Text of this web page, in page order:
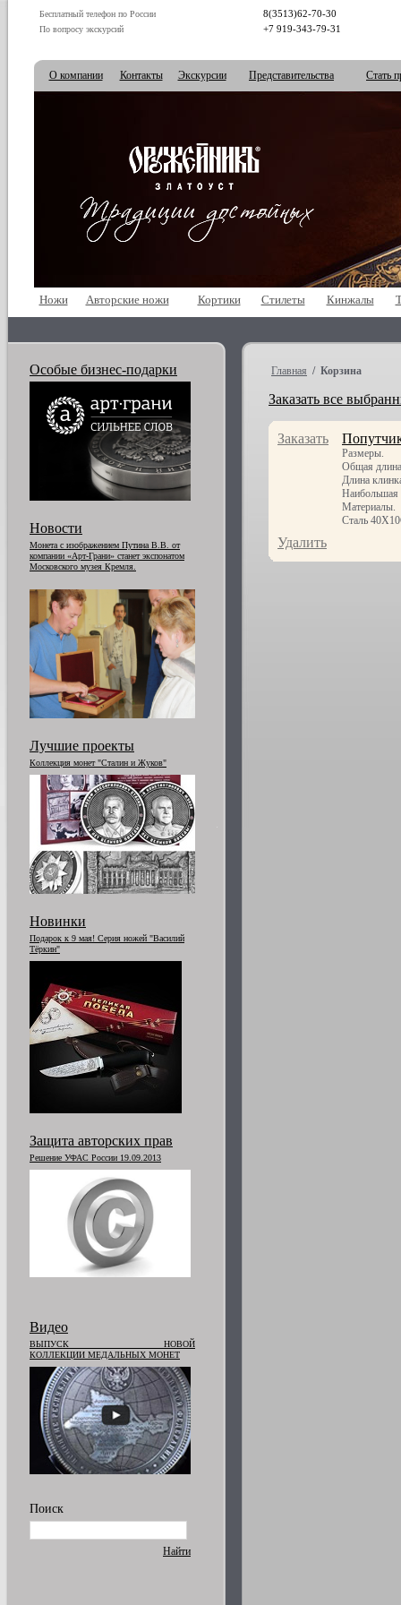
Бесплатный телефон по России 8(3513)62-70-30
По вопросу экскурсий +7 919-343-79-31
О компании Контакты Экскурсии Представительства Стать
Ножи Авторские ножи Кортики Стилеты Кинжалы
Особые бизнес-подарки
Новости
Монета с изображением Путина В.В. от
компании «Арт-Грани» станет экспонатом
Московского музея Кремля.
Лучшие проекты
Коллекция монет "Сталин и Жуков"
Новинки
Подарок к 9 мая! Серия ножей "Василий
Тёркин"
Защита авторских прав
Решение УФАС России 19.09.2013
Видео
ВЫПУСК НОВОЙ
КОЛЛЕКЦИИ МЕДАЛЬНЫХ МОНЕТ
Поиск
Найти
Главная / Корзина
Заказать все
Заказать
Размеры.
Общая
Длина
Материалы.
Сталь
Удалить